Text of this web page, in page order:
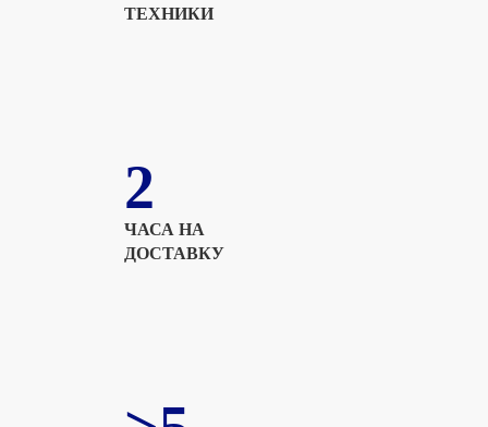
ТЕХНИКИ
2
ЧАСА НА
ДОСТАВКУ